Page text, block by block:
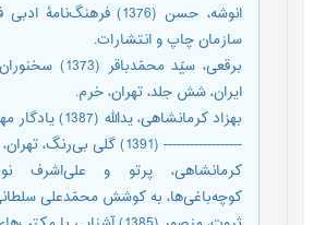
انوشه، حسن (1376) فرهنگ‌نامۀ
سازمان چاپ و انتشارات.
برقعی، سیّد محمّدباقر
ایران، شش جلد، تهران، خرم.
بهزاد کرمانشاهی، یدالله (1387) یادگار مهر، تهران، آگاه.
------------------ (1391) گلی بی‌رنگ، تهران، مهرویستا.
کوچه‌باغی‌ها، به کوشش محمّدعلی